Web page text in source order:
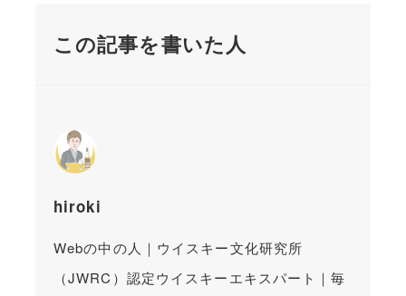
この記事を書いた人
hiroki
Webの中の人｜ウイスキー文化研究所
（JWRC）認定ウイスキーエキスパート｜毎